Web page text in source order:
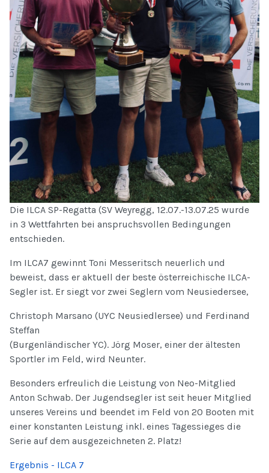
Die ILCA SP-Regatta (SV Weyregg, 12.07.-13.07.25 wurde
in 3 Wettfahrten bei anspruchsvollen Bedingungen
entschieden.
Im ILCA7 gewinnt Toni Messeritsch neuerlich und
beweist, dass er aktuell der beste österreichische ILCA-
Segler ist. Er siegt vor zwei Seglern vom Neusiedersee,
Christoph Marsano (UYC Neusiedlersee) und Ferdinand
Steffan
(Burgenländischer YC). Jörg Moser, einer der ältesten
Sportler im Feld, wird Neunter.
Besonders erfreulich die Leistung von Neo-Mitglied
Anton Schwab. Der Jugendsegler ist seit heuer Mitglied
unseres Vereins und beendet im Feld von 20 Booten mit
einer konstanten Leistung inkl. eines Tagessieges die
Serie auf dem ausgezeichneten 2. Platz!
Ergebnis - ILCA 7